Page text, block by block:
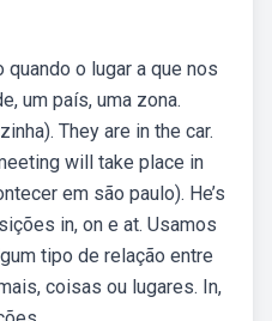
o lugar a que nos
um país, uma zona.
They are in the car.
will take place in
em são paulo). He’s
in, on e at. Usamos
tipo de relação entre
coisas ou lugares. In,